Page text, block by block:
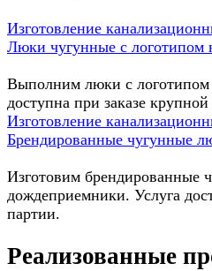
Изготовление
Люки чугунные с логотипом
Выполним люки с
доступна при заказе
Изготовление
Брендированные чугунные
Изготовим брендированные
дождеприемники. Услуга
партии.
Реализованные